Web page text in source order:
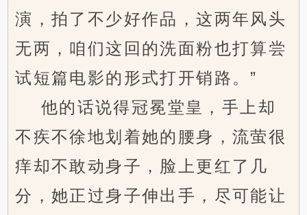
演，拍了不少好作品，这两年风头
无两，咱们这回的洗面粉也打算尝
试短篇电影的形式打开销路。”
他的话说得冠冕堂皇，手上却
不疾不徐地划着她的腰身，流萤很
痒却不敢动身子，脸上更红了几
分，她正过身子伸出手，尽可能让